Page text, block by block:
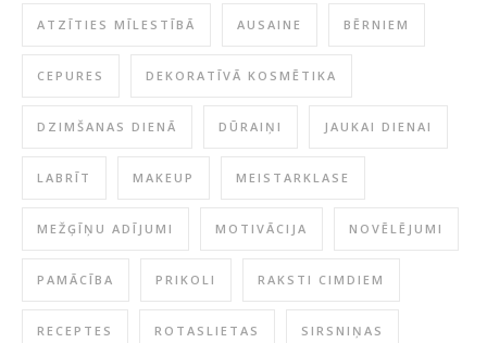
ATZĪTIES MĪLESTĪBĀ AUSAINE BĒRNIEM
CEPURES DEKORATĪVĀ KOSMĒTIKA
DZIMŠANAS DIENĀ DŪRAIŅI JAUKAI DIENAI
LABRĪT MAKEUP MEISTARKLASE
MEŽĢĪŅU ADĪJUMI MOTIVĀCIJA NOVĒLĒJUMI
PAMĀCĪBA PRIKOLI RAKSTI CIMDIEM
RECEPTES ROTASLIETAS SIRSNIŅAS